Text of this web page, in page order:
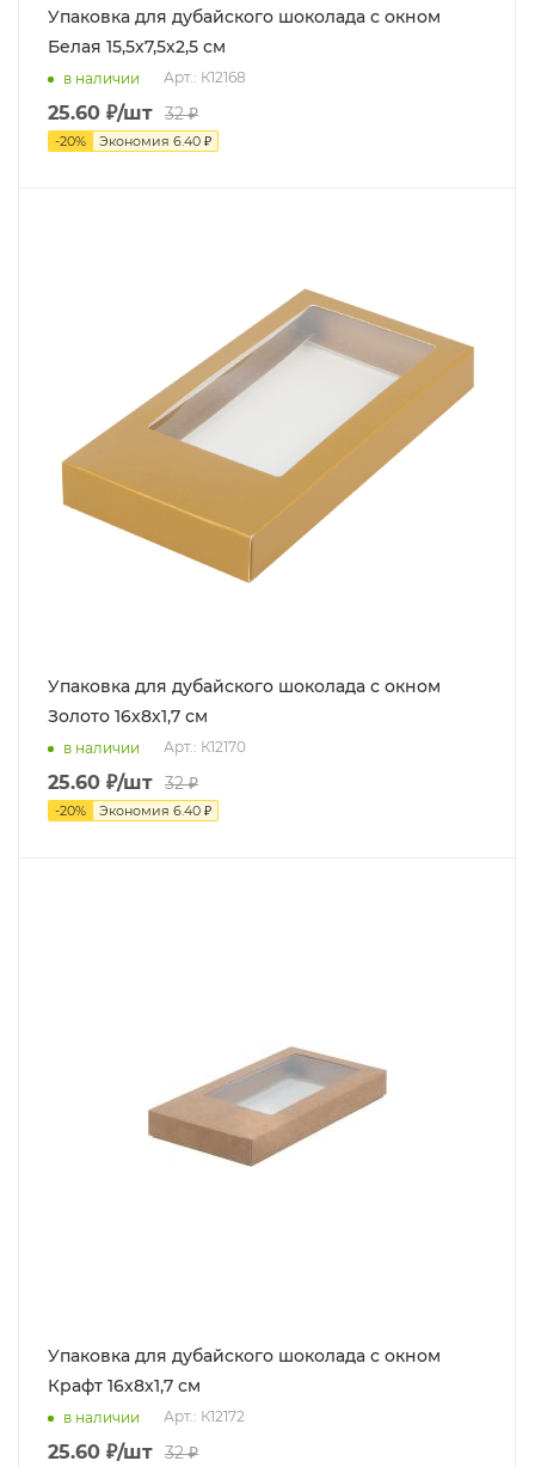
Упаковка для дубайского шоколада с окном
Белая 15,5х7,5х2,5 см
в наличии Арт.: К12168
25.60 ₽/шт 32₽
-20% Экономия 6.40 ₽
Упаковка для дубайского шоколада с окном
Золото 16х8х1,7 см
в наличии Арт.: К12170
25.60 ₽/шт 32₽
-20% Экономия 6.40 ₽
Упаковка для дубайского шоколада с окном
Крафт 16х8х1,7 см
в наличии Арт.: К12172
25.60 ₽/шт 32₽